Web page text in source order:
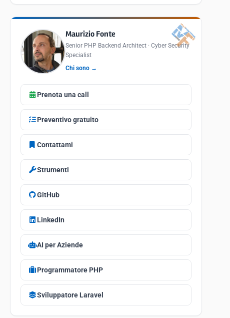
Maurizio Fonte
Senior PHP Backend Architect · Cyber Security
Specialist
Chi sono →
Prenota una call
Preventivo gratuito
Contattami
Strumenti
GitHub
LinkedIn
AI per Aziende
Programmatore PHP
Sviluppatore Laravel